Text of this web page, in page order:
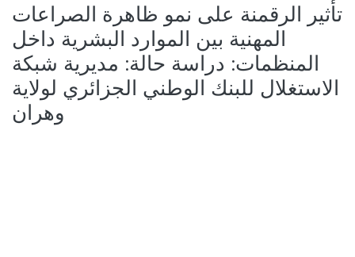
تأثير الرقمنة على نمو ظاهرة الصراعات
المهنية بين الموارد البشرية داخل
المنظمات: دراسة حالة: مديرية شبكة
الاستغلال للبنك الوطني الجزائري لولاية
وهران